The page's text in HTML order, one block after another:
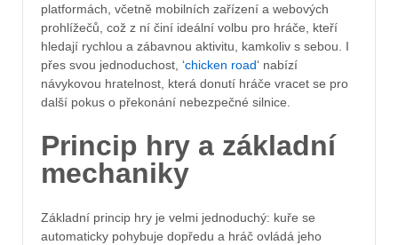
platformách, včetně mobilních zařízení a webových
prohlížečů, což z ní činí ideální volbu pro hráče, kteří
hledají rychlou a zábavnou aktivitu, kamkoliv s sebou. I
přes svou jednoduchost, ‘chicken road‘ nabízí
návykovou hratelnost, která donutí hráče vracet se pro
další pokus o překonání nebezpečné silnice.
Princip hry a základní
mechaniky
Základní princip hry je velmi jednoduchý: kuře se
automaticky pohybuje dopředu a hráč ovládá jeho